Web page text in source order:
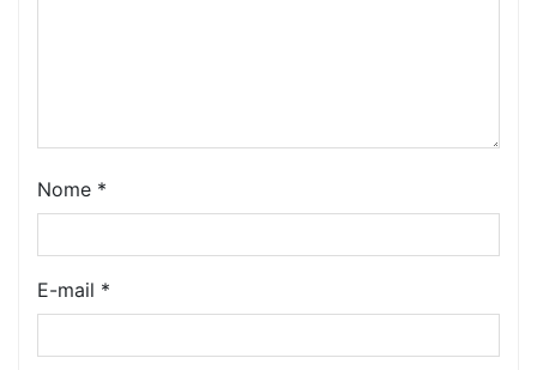
Nome *
E-mail *